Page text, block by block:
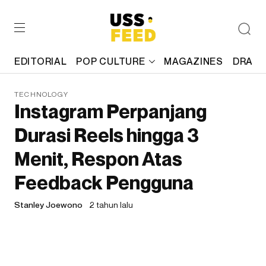
EDITORIAL POP CULTURE MAGAZINES
TECHNOLOGY
Instagram Perpanjang
Durasi Reels hingga 3
Menit, Respon Atas
Feedback Pengguna
Stanley Joewono 2 tahun lalu